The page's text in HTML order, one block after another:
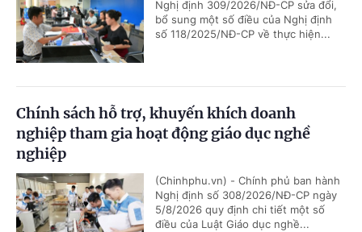
Nghị định 309/2026/NĐ-CP sửa đổi,
bổ sung một số điều của Nghị định
số 118/2025/NĐ-CP về thực hiện...
Chính sách hỗ trợ, khuyến khích doanh
nghiệp tham gia hoạt động giáo dục nghề
nghiệp
(Chinhphu.vn) - Chính phủ ban hành
Nghị định số 308/2026/NĐ-CP ngày
5/8/2026 quy định chi tiết một số
điều của Luật Giáo dục nghề...